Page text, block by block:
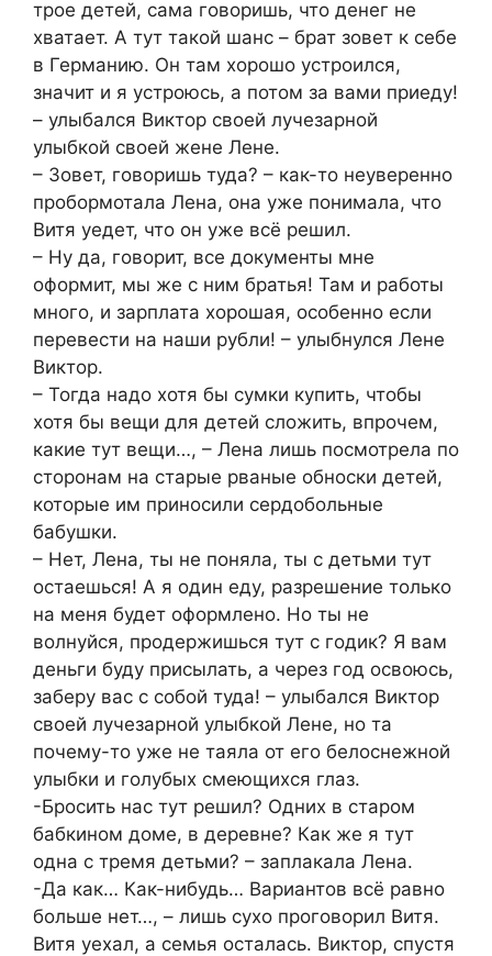
трое детей, сама говоришь, что денег не
хватает. А тут такой шанс – брат зовет к себе
в Германию. Он там хорошо устроился,
значит и я устроюсь, а потом за вами приеду!
– улыбался Виктор своей лучезарной
улыбкой своей жене Лене.
– Зовет, говоришь туда? – как-то неуверенно
пробормотала Лена, она уже понимала, что
Витя уедет, что он уже всё решил.
– Ну да, говорит, все документы мне
оформит, мы же с ним братья! Там и работы
много, и зарплата хорошая, особенно если
перевести на наши рубли! – улыбнулся Лене
Виктор.
– Тогда надо хотя бы сумки купить, чтобы
хотя бы вещи для детей сложить, впрочем,
какие тут вещи…, – Лена лишь посмотрела по
сторонам на старые рваные обноски детей,
которые им приносили сердобольные
бабушки.
– Нет, Лена, ты не поняла, ты с детьми тут
остаешься! А я один еду, разрешение только
на меня будет оформлено. Но ты не
волнуйся, продержишься тут с годик? Я вам
деньги буду присылать, а через год освоюсь,
заберу вас с собой туда! – улыбался Виктор
своей лучезарной улыбкой Лене, но та
почему-то уже не таяла от его белоснежной
улыбки и голубых смеющихся глаз.
-Бросить нас тут решил? Одних в старом
бабкином доме, в деревне? Как же я тут
одна с тремя детьми? – заплакала Лена.
-Да как… Как-нибудь… Вариантов всё равно
больше нет…, – лишь сухо проговорил Витя.
Витя уехал, а семья осталась. Виктор, спустя